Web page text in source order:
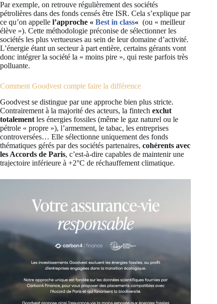
Par exemple, on retrouve régulièrement des sociétés
pétrolières dans des fonds censés être ISR. Cela s’explique par
ce qu’on appelle l’approche « Best in class« (ou « meilleur
élève »). Cette méthodologie préconise de sélectionner les
sociétés les plus vertueuses au sein de leur domaine d’activité.
L’énergie étant un secteur à part entière, certains gérants vont
donc intégrer la société la « moins pire », qui reste parfois très
polluante.
Comment Goodvest compte faire la différence
Goodvest se distingue par une approche bien plus stricte.
Contrairement à la majorité des acteurs, la fintech exclut
totalement les énergies fossiles (même le gaz naturel ou le
pétrole « propre »), l’armement, le tabac, les entreprises
controversées… Elle sélectionne uniquement des fonds
thématiques gérés par des sociétés partenaires, cohérents avec
les Accords de Paris, c’est-à-dire capables de maintenir une
trajectoire inférieure à +2°C de réchauffement climatique.